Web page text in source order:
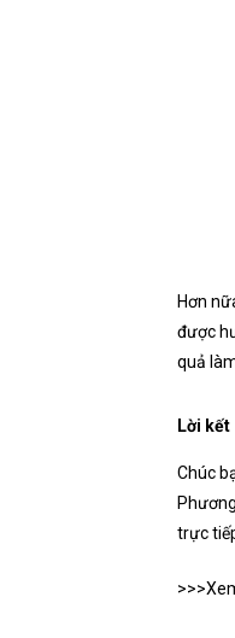
Hơn
được
quả
Lời kết
Chúc
trực